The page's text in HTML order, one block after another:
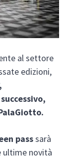
al settore
edizioni,
passsarà
ultime novità